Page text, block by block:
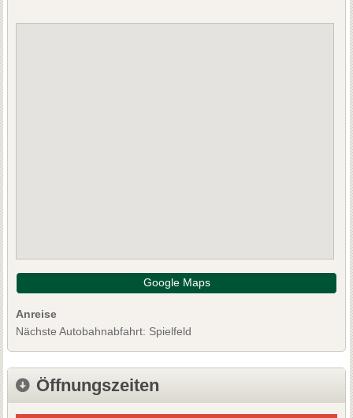
Google Maps
Anreise
Nächste Autobahnabfahrt: Spielfeld
Öffnungszeiten